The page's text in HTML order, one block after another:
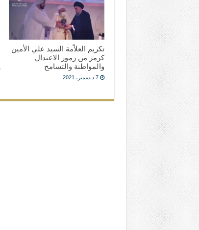
تكريم العلاّمة السيد علي الأمين
كرمز من رموز الاعتدال
والمواطنة والتسامح
7 ديسمبر، 2021